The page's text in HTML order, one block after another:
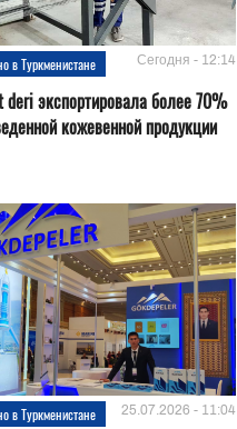
в Туркменистане Сегодня - 12:14
deri экспортировала более 70%
кожевенной продукции
в Туркменистане 25.07.2026 - 11:04